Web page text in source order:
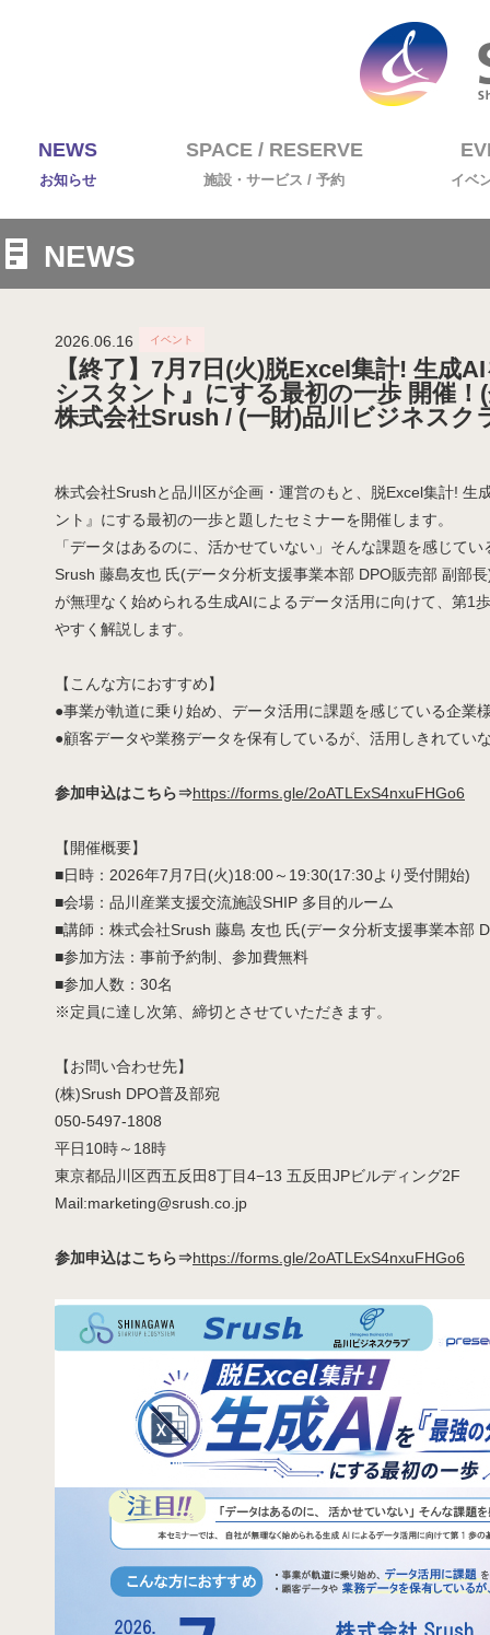
NEWS
お知らせ
SPACE / RESERVE
施設・サービス / 予約 イベ
NEWS
2026.06.16
【終了】7月7日(火)脱Excel集計! 生成
シスタント』にする最初の一歩 開催！
株式会社Srush / (一財)品川ビジネスク
株式会社Srushと品川区が企画・運営のもと、脱Excel集計! 生
ント』にする最初の一歩と題したセミナーを開催します。
「データはあるのに、活かせていない」そんな課題を感じて
Srush 藤島友也 氏(データ分析支援事業本部 DPO販売部 副部
が無理なく始められる生成AIによるデータ活用に向けて、第1
やすく解説します。
【こんな方におすすめ】
●事業が軌道に乗り始め、データ活用に課題を感じている企業
●顧客データや業務データを保有しているが、活用しきれてい
参加申込はこちら⇒https://forms.gle/2oATLExS4nxuFHGo6
【開催概要】
■日時：2026年7月7日(火)18:00～19:30(17:30より受付開始)
■会場：品川産業支援交流施設SHIP 多目的ルーム
■講師：株式会社Srush 藤島 友也 氏(データ分析支援事業本部
■参加方法：事前予約制、参加費無料
■参加人数：30名
※定員に達し次第、締切とさせていただきます。
【お問い合わせ先】
(株)Srush DPO普及部宛
050-5497-1808
平日10時～18時
東京都品川区西五反田8丁目4−13 五反田JPビルディング2F
Mail:marketing@srush.co.jp
参加申込はこちら⇒https://forms.gle/2oATLExS4nxuFHGo6